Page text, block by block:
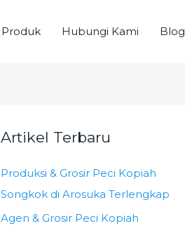
Produk Hubungi Kami Blog
Artikel Terbaru
Produksi & Grosir Peci Kopiah
Songkok di Arosuka Terlengkap
Agen & Grosir Peci Kopiah